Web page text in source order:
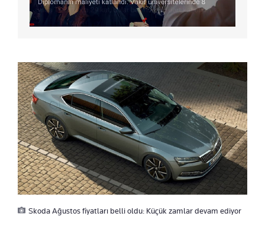
Skoda Ağustos fiyatları belli oldu: Küçük zamlar devam ediyor